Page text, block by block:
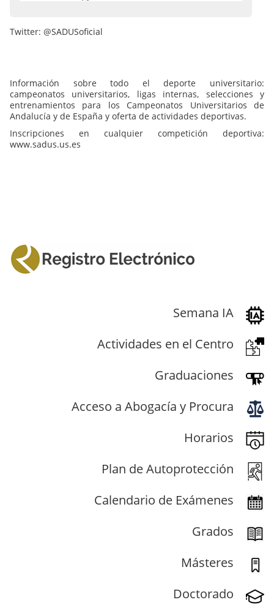
Twitter: @SADUSoficial
Información sobre todo el deporte universitario:
campeonatos universitarios, ligas internas, selecciones y
entrenamientos para los Campeonatos Universitarios de
Andalucía y de España y oferta de actividades deportivas.
Inscripciones en cualquier competición deportiva:
www.sadus.us.es
Semana IA
Actividades en el Centro
Graduaciones
Acceso a Abogacía y Procura
Horarios
Plan de Autoprotección
Calendario de Exámenes
Grados
Másteres
Doctorado